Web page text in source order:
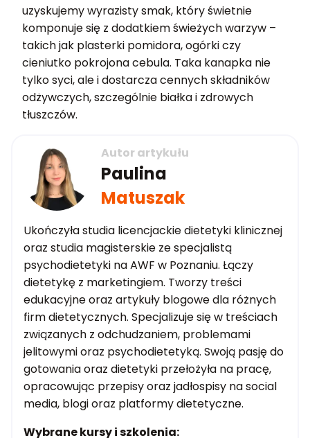
uzyskujemy wyrazisty smak, który świetnie
komponuje się z dodatkiem świeżych warzyw –
takich jak plasterki pomidora, ogórki czy
cieniutko pokrojona cebula. Taka kanapka nie
tylko syci, ale i dostarcza cennych składników
odżywczych, szczególnie białka i zdrowych
tłuszczów.
Autor artykułu
Paulina
Matuszak
Ukończyła studia licencjackie dietetyki klinicznej
oraz studia magisterskie ze specjalistą
psychodietetyki na AWF w Poznaniu. Łączy
dietetykę z marketingiem. Tworzy treści
edukacyjne oraz artykuły blogowe dla różnych
firm dietetycznych. Specjalizuje się w treściach
związanych z odchudzaniem, problemami
jelitowymi oraz psychodietetyką. Swoją pasję do
gotowania oraz dietetyki przełożyła na pracę,
opracowując przepisy oraz jadłospisy na social
media, blogi oraz platformy dietetyczne.
Wybrane kursy i szkolenia: